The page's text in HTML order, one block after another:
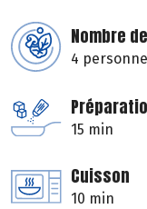
Nombre
4
15 min
Cuisson
10 min